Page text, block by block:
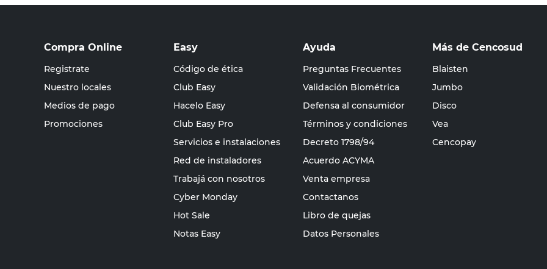
Compra Online
Registrate
Nuestro locales
Medios de pago
Promociones
Easy
Código de ética
Club Easy
Hacelo Easy
Club Easy Pro
Servicios e instalaciones
Red de instaladores
Trabajá con nosotros
Cyber Monday
Hot Sale
Notas Easy
Ayuda
Preguntas Frecuentes
Validación Biométrica
Defensa al consumidor
Términos y condiciones
Decreto 1798/94
Acuerdo ACYMA
Venta empresa
Contactanos
Libro de quejas
Datos Personales
Más de Cencosud
Blaisten
Jumbo
Disco
Vea
Cencopay